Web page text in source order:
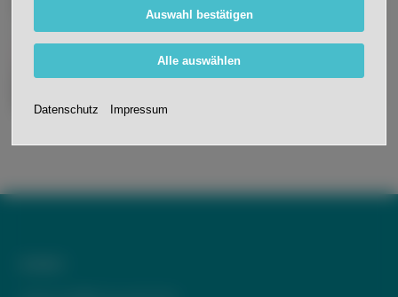
Auswahl bestätigen
Alle auswählen
Datenschutz Impressum